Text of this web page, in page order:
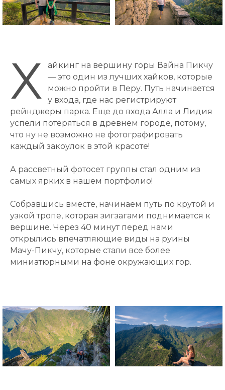
Х
айкинг на вершину горы Вайна Пикчу
— это один из лучших хайков, которые
можно пройти в Перу. Путь начинается
у входа, где нас регистрируют
рейнджеры парка. Еще до входа Алла и Лидия
успели потеряться в древнем городе, потому,
что ну не возможно не фотографировать
каждый закоулок в этой красоте!
А рассветный фотосет группы стал одним из
самых ярких в нашем портфолио!
Собравшись вместе, начинаем путь по крутой и
узкой тропе, которая зигзагами поднимается к
вершине. Через 40 минут перед нами
открылись впечатляющие виды на руины
Мачу-Пикчу, которые стали все более
миниатюрными на фоне окружающих гор.